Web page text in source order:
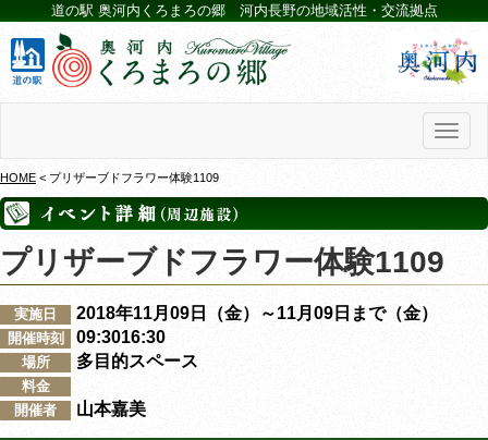
道の駅 奥河内くろまろの郷 河内長野の地域活性・交流拠点
HOME < プリザーブドフラワー体験1109
プリザーブドフラワー体験1109
実施日 2018年11月09日（金）～11月09日まで（金）
開催時刻 09:3016:30
場所 多目的スペース
料金
開催者
山本嘉美